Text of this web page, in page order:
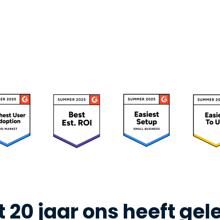
20 jaar ons heeft